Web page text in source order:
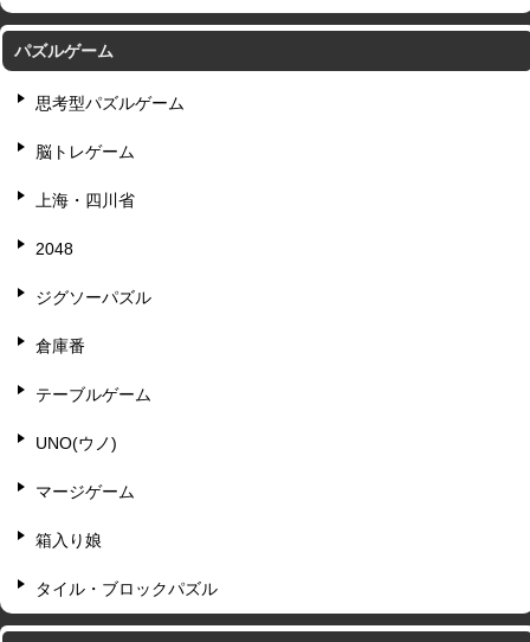
パズルゲーム
思考型パズルゲーム
脳トレゲーム
上海・四川省
2048
ジグソーパズル
倉庫番
テーブルゲーム
UNO(ウノ)
マージゲーム
箱入り娘
タイル・ブロックパズル